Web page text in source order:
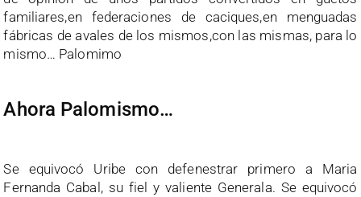
familiares,en federaciones de caciques,en menguadas
fábricas de avales de los mismos,con las mismas, para lo
mismo… Palomimo
Ahora Palomismo…
Se equivocó Uribe con defenestrar primero a Maria
Fernanda Cabal, su fiel y valiente Generala. Se equivocó